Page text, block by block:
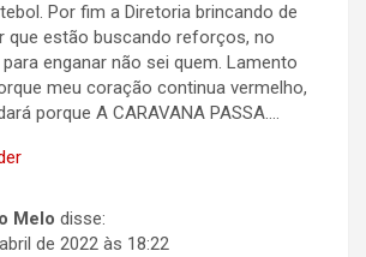
Por fim a Diretoria brincando de
que estão buscando reforços, no
enganar não sei quem. Lamento
meu coração continua vermelho,
porque A CARAVANA PASSA….
Melo disse:
de 2022 às 18:22